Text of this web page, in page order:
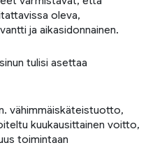
oleva,
ja aikasidonnainen.
tulisi asettaa
vähimmäiskäteistuotto,
kuukausittainen voitto,
toimintaan